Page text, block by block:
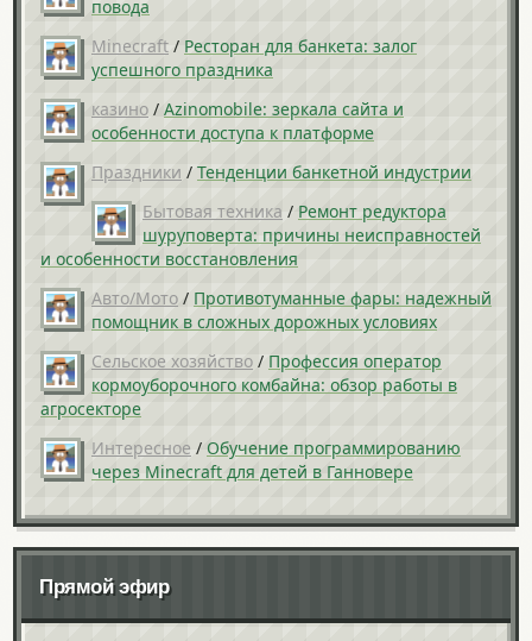
повода
Minecraft / Ресторан для банкета: залог
успешного праздника
казино / Azinomobile: зеркала сайта и
особенности доступа к платформе
Праздники / Тенденции банкетной индустрии
Бытовая техника / Ремонт редуктора
шуруповерта: причины неисправностей
и особенности восстановления
Авто/Мото / Противотуманные фары: надежный
помощник в сложных дорожных условиях
Сельское хозяйство / Профессия оператор
кормоуборочного комбайна: обзор работы в
агросекторе
Интересное / Обучение программированию
через Minecraft для детей в Ганновере
Прямой эфир